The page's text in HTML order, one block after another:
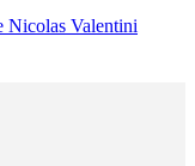
Nicolas Valentini